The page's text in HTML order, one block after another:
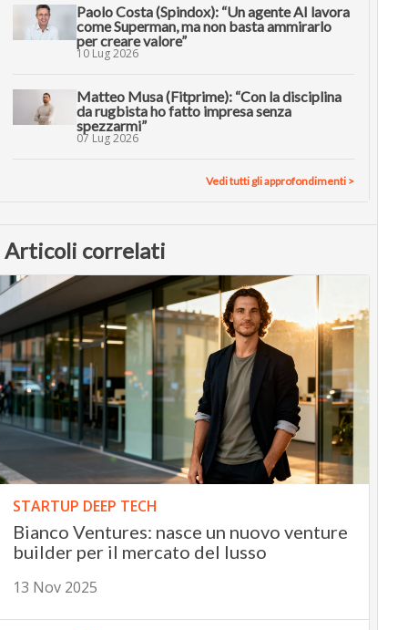
Paolo Costa (Spindox): “Un agente AI lavora
come Superman, ma non basta ammirarlo
per creare valore”
10 Lug 2026
Matteo Musa (Fitprime): “Con la disciplina
da rugbista ho fatto impresa senza
spezzarmi”
07 Lug 2026
Vedi tutti gli approfondimenti >
Articoli correlati
STARTUP DEEP TECH
Bianco Ventures: nasce un nuovo venture
builder per il mercato del lusso
13 Nov 2025